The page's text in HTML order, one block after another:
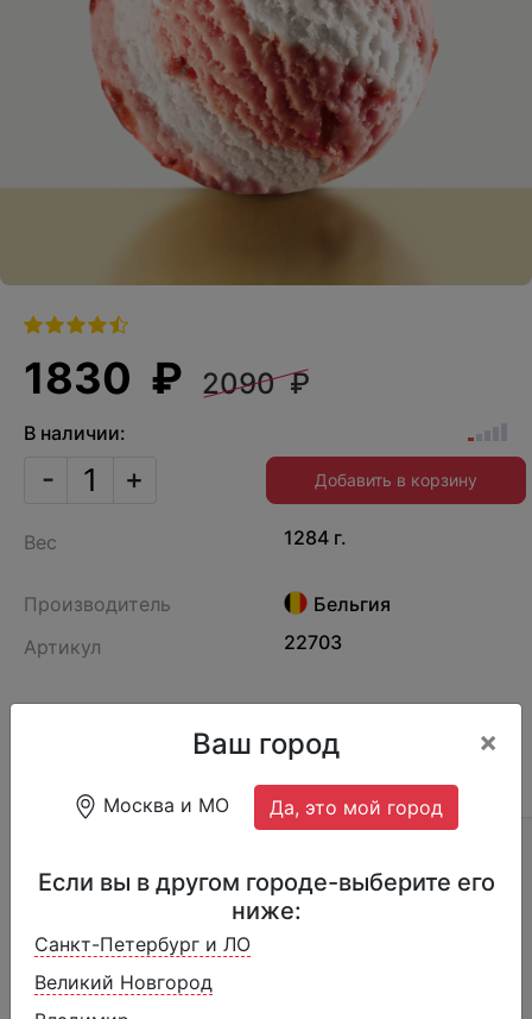
Ваш город ×
Москва и МО Да, это мой город
Если вы в другом городе-выберите его
ниже:
Санкт-Петербург и ЛО
Великий Новгород
1830 ₽ 2090 ₽
В наличии:
- + Добавить в корзину
Вес 1284 г.
Производитель
Бельгия
Артикул
22703
ОПИСАНИЕ ОТЗЫВЫ (17) СОСТАВ
-18°С
Пищевая и энергетическая ценность на
100 г: